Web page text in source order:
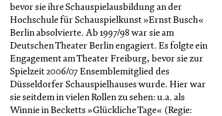
bevor sie ihre Schauspielausbildung an der
Hochschule für Schauspielkunst »Ernst Busch«
Berlin absolvierte. Ab 1997/98 war sie am
Deutschen Theater Berlin engagiert. Es folgte ein
Engagement am Theater Freiburg, bevor sie zur
Spielzeit 2006/07 Ensemblemitglied des
Düsseldorfer Schauspielhauses wurde. Hier war
sie seitdem in vielen Rollen zu sehen: u.a. als
Winnie in Becketts »Glückliche Tage« (Regie: